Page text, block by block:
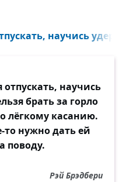
научись
научись
брать за горло
лёгкому касанию.
то нужно дать ей
поводу.
Рэй Брэдбери